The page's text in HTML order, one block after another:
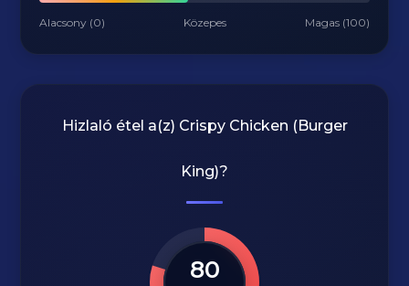
Alacsony (0) Közepes Magas (100)
Hizlaló étel a(z) Crispy Chicken (Burger
King)?
80